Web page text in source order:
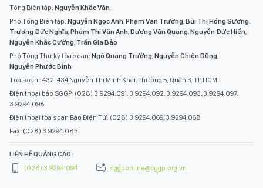
Tổng Biên tập: Nguyễn Khắc Văn
Phó Tổng Biên tập: Nguyễn Ngọc Anh,Phạm Văn Trường,Bùi Thị Hồng Sương,
Trương Đức Nghĩa,Phạm Thị Vân Anh,Dương Văn Quang,Nguyễn Đức Hiển,
Nguyễn Khắc Cường, Trần Gia Bảo
Phó Tổng Thư ký tòa soạn: Ngô Quang Trưởng,Nguyễn Chiến Dũng,
Nguyễn Phước Bình
Tòa soạn : 432-434 Nguyễn Thị Minh Khai, Phường 5, Quận 3, TP.HCM
Điện thoại báo SGGP: (028) 3.9294.091, 3.9294.092, 3.9294.093, 3.9294.097,
3.9294.098
Điện thoại tòa soạn Báo Điện Tử: (028) 3.9294.069, 3.9294.068
Fax: (028) 3.9294.083
LIÊN HỆ QUẢNG CÁO :
(028) 3.9294.094
sggponline@sggp.org.vn